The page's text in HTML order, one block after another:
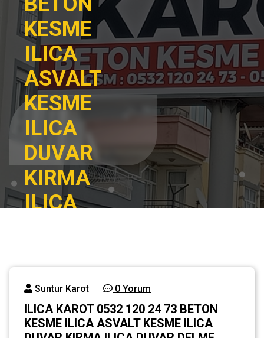
KESME
ILICA
ASVALT
KESME
ILICA
DUVAR
KIRMA
ILICA
Ana
sayfa
Genel
ILICA KAROT 0532
120 24 73 BETON
KESME ILICA
ASVALT KESME
ILICA DUVAR
Suntur Karot 0 Yorum
ILICA KAROT 0532 120 24 73 BETON
KESME ILICA ASVALT KESME ILICA